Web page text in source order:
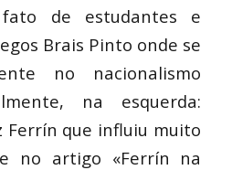
de estudantes e
Brais Pinto onde se
no nacionalismo
na esquerda:
Ferrín que influiu muito
no artigo «Ferrín na